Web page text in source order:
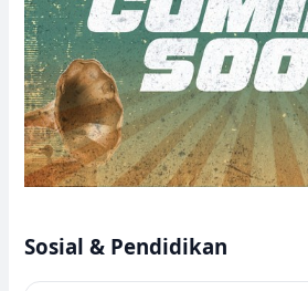
Sosial & Pendidikan